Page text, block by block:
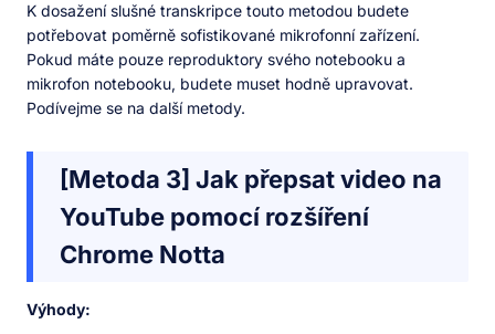
K dosažení slušné transkripce touto metodou budete
potřebovat poměrně sofistikované mikrofonní zařízení.
Pokud máte pouze reproduktory svého notebooku a
mikrofon notebooku, budete muset hodně upravovat.
Podívejme se na další metody.
[Metoda 3] Jak přepsat video na
YouTube pomocí rozšíření
Chrome Notta
Výhody: